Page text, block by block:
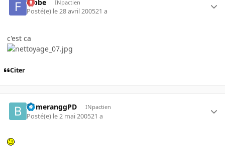
fabbe INpactien
Posté(e) le 28 avril 200521 a
c'est ca
Citer
bomeranggPD INpactien
Posté(e) le 2 mai 200521 a